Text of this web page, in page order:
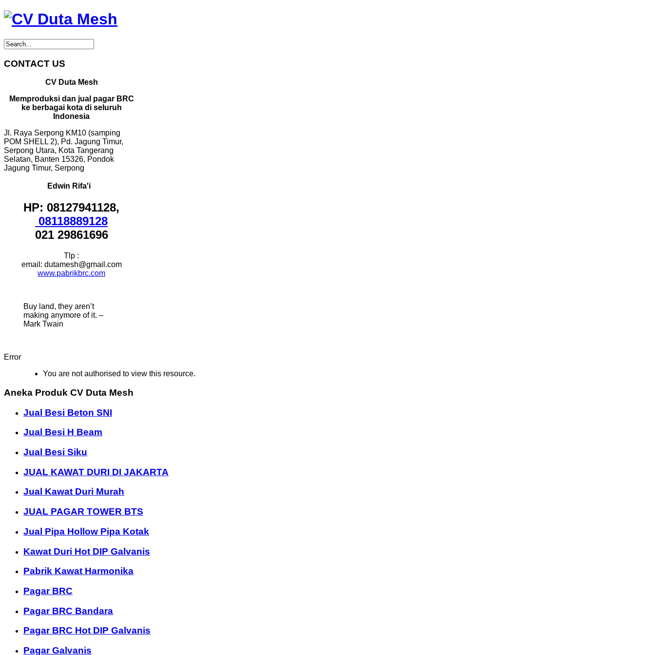
CONTACT US
CV Duta Mesh
Memproduksi dan jual pagar BRC
ke berbagai kota di seluruh
Indonesia
Jl. Raya Serpong KM10 (samping
POM SHELL 2), Pd. Jagung Timur,
Serpong Utara, Kota Tangerang
Selatan, Banten 15326, Pondok
Jagung Timur, Serpong
Edwin Rifa'i
HP: 08127941128,
08118889128
021 29861696
Tlp :
email: dutamesh@gmail.com
www.pabrikbrc.com
Buy land, they aren’t
making anymore of it. –
Mark Twain
Error
You are not authorised to view this resource.
Aneka Produk CV Duta Mesh
Jual Besi Beton SNI
Jual Besi H Beam
Jual Besi Siku
JUAL KAWAT DURI DI JAKARTA
Jual Kawat Duri Murah
JUAL PAGAR TOWER BTS
Jual Pipa Hollow Pipa Kotak
Kawat Duri Hot DIP Galvanis
Pabrik Kawat Harmonika
Pagar BRC
Pagar BRC Bandara
Pagar BRC Hot DIP Galvanis
Pagar Galvanis